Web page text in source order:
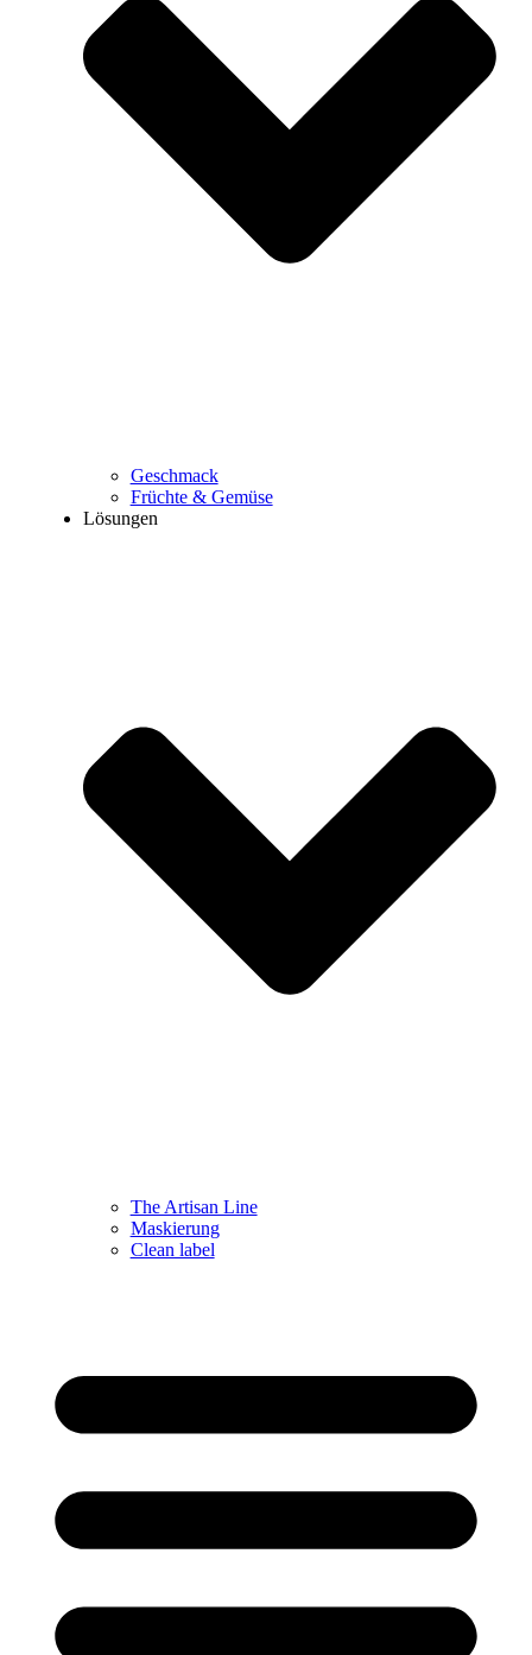
Geschmack
Früchte & Gemüse
Lösungen
The Artisan Line
Maskierung
Clean label